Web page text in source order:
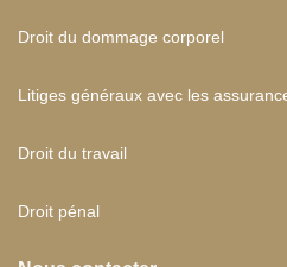
Droit du dommage corporel
Litiges généraux avec les
Droit du travail
Droit pénal